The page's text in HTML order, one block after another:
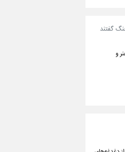
گفتند
و هنر و